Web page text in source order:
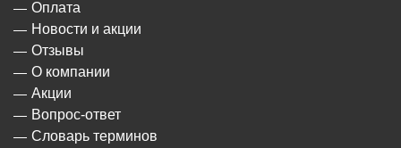
Оплата
Новости и акции
Отзывы
О компании
Акции
Вопрос-ответ
Словарь терминов